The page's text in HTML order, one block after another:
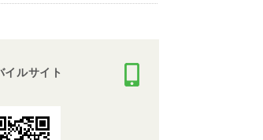
イルサイト